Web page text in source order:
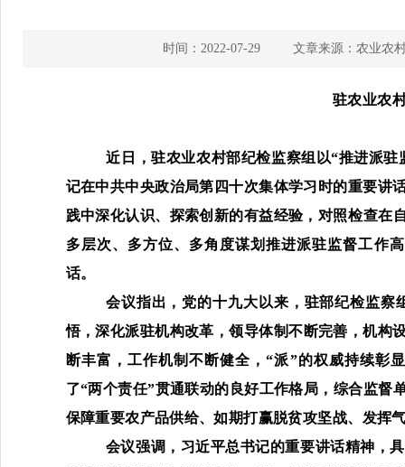
时间：2022-07-29 文章来源：农业农
驻农业农
近日，驻农业农村部纪检监察组以“推进派驻
记在中共中央政治局第四十次集体学习时的重要讲
践中深化认识、探索创新的有益经验， 对照检查在
多层次、多方位、多角度谋划推进派驻监督工作
话。
会议指出， 党的十九大以来，驻部纪检监察
悟，深化派驻机构改革，领导体制不断完善，机构
断丰富，工作机制不断健全，“派”的权威持续彰
了“两个责任”贯通联动的良好工作格局 ，综合监督
保障重要农产品供给、如期打赢脱贫攻坚战、发挥
会议强调，习近平总书记的重要讲话精神，